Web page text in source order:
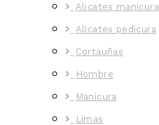
Alicates manicura
Alicates pedicura
Cortauñas
Hombre
Manicura
Limas